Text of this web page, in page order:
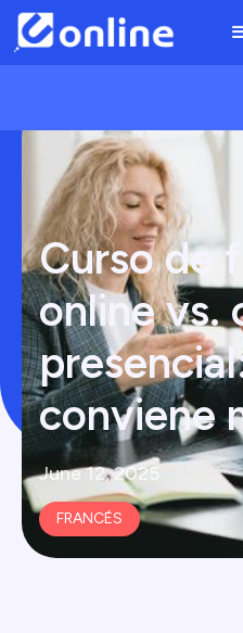
Curso de
online vs.
conviene
June 12, 2025
FRANCÉS